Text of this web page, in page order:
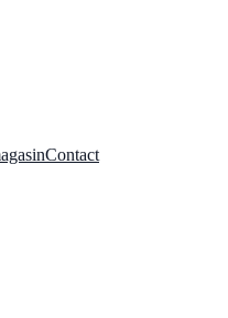
Contact